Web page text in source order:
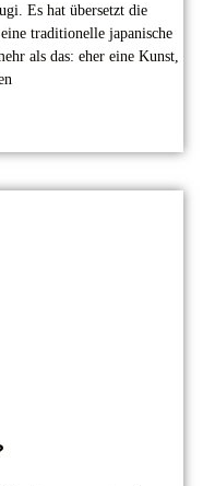
Es hat übersetzt die
traditionelle japanische
als das: eher eine Kunst,